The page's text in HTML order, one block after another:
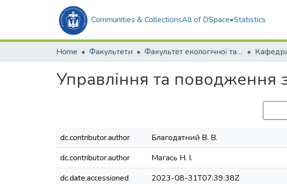
Communities & CollectionsAll of DSpace Statistics
Home Факультети Факультет екологічної та техногенної безпеки (ФЕТБ)
Управління та поводження
dc.contributor.author
Благодатний В. В.
dc.contributor.author
Магась Н. І.
dc.date.accessioned
2023-08-31T07:39:38Z